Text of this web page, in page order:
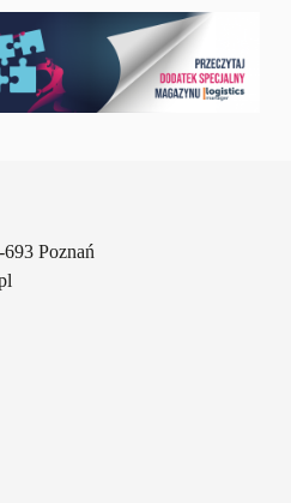
Poznań